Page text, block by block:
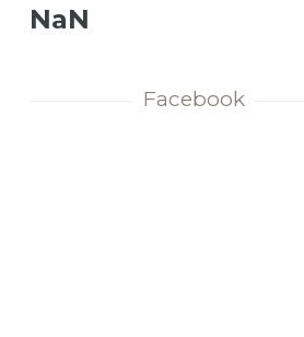
NaN
Facebook